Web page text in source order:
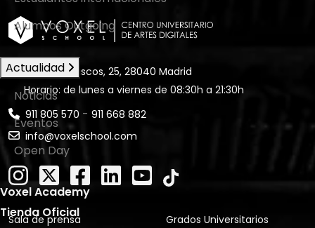
Alumnos Outgoing
Actualidad
Noticias
Eventos
Open Day
Voxel Academy
Tienda Oficial
C. de los Vascos, 25, 28040 Madrid
Horario: de lunes a viernes de 08:30h a 21:30h
911 805 570 - 911 668 882
info@voxelschool.com
Sala de prensa
Grados Universitarios